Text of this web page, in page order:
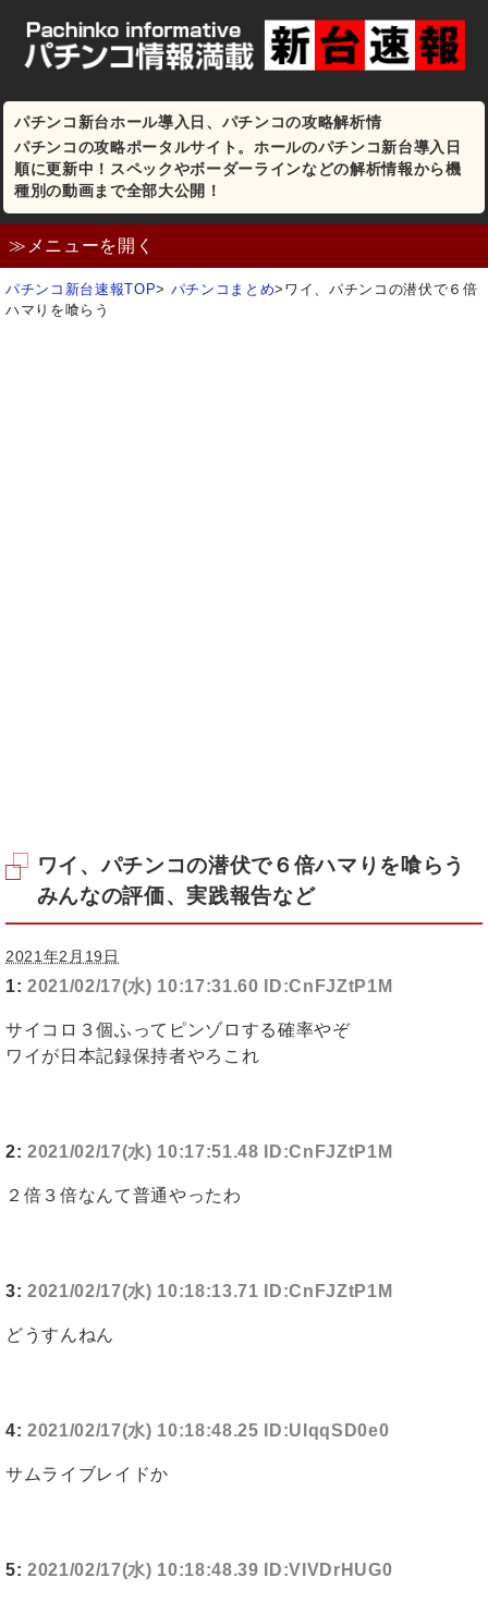
パチンコ新台ホール導入日、パチンコの攻略解析情
パチンコの攻略ポータルサイト。ホールのパチンコ新台導入日
順に更新中！スペックやボーダーラインなどの解析情報から機
種別の動画まで全部大公開！
≫メニューを開く
パチンコ新台速報TOP> パチンコまとめ> ワイ、パチンコの潜伏で６倍
ハマりを喰らう
ワイ、パチンコの潜伏で６倍ハマりを喰らう
みんなの評価、実践報告など
2021年2月19日
1: 2021/02/17(水) 10:17:31.60 ID:CnFJZtP1M
サイコロ３個ふってピンゾロする確率やぞ
ワイが日本記録保持者やろこれ
2: 2021/02/17(水) 10:17:51.48 ID:CnFJZtP1M
２倍３倍なんて普通やったわ
3: 2021/02/17(水) 10:18:13.71 ID:CnFJZtP1M
どうすんねん
4: 2021/02/17(水) 10:18:48.25 ID:UlqqSD0e0
サムライブレイドか
5: 2021/02/17(水) 10:18:48.39 ID:VIVDrHUG0